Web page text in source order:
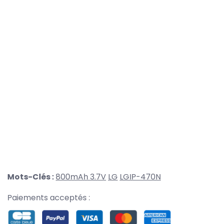
Mots-Clés :800mAh 3.7V LG LGIP-470N
Paiements acceptés :